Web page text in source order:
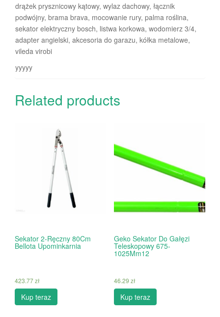
drążek prysznicowy kątowy, wylaz dachowy, łącznik
podwójny, brama brava, mocowanie rury, palma roślina,
sekator elektryczny bosch, listwa korkowa, wodomierz 3/4,
adapter angielski, akcesoria do garazu, kółka metalowe,
vileda virobi
yyyyy
Related products
Sekator 2-Ręczny 80Cm
Bellota Upominkarnia
423.77zł
Kup teraz
Geko Sekator Do Gałęzi
Teleskopowy 675-
1025Mm12
46.29 zł
Kup teraz